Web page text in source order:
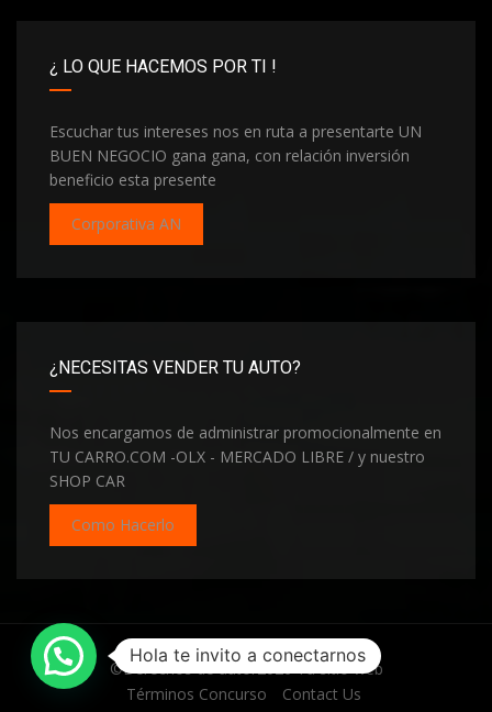
¿ LO QUE HACEMOS POR TI !
Escuchar tus intereses nos en ruta a presentarte UN
BUEN NEGOCIO gana gana, con relación inversión
beneficio esta presente
Corporativa AN
¿NECESITAS VENDER TU AUTO?
Nos encargamos de administrar promocionalmente en
TU CARRO.COM -OLX - MERCADO LIBRE / y nuestro
SHOP CAR
Como Hacerlo
©Derechos de autor2026Tu sitio web
Términos Concurso
Contact Us
Hola te invito a conectarnos